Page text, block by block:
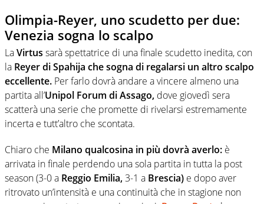
Olimpia-Reyer, uno scudetto per due:
Venezia sogna lo scalpo
LaVirtus sarà spettatrice di una finale scudetto inedita, con
la Reyer di Spahija che sogna di regalarsi un altro scalpo
eccellente. Per farlo dovrà andare a vincere almeno una
partita all’Unipol Forum di Assago, dove giovedì sera
scatterà una serie che promette di rivelarsi estremamente
incerta e tutt’altro che scontata.
Chiaro che Milano qualcosina in più dovrà averlo: è
arrivata in finale perdendo una sola partita in tutta la post
season (3-0 a Reggio Emilia,3-1 a Brescia) e dopo aver
ritrovato un’intensità e una continuità che in stagione non